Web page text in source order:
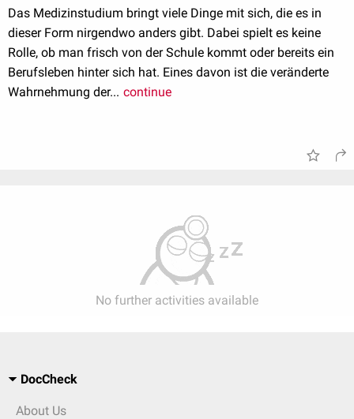
Das Medizinstudium bringt viele Dinge mit sich, die es in
dieser Form nirgendwo anders gibt. Dabei spielt es keine
Rolle, ob man frisch von der Schule kommt oder bereits ein
Berufsleben hinter sich hat. Eines davon ist die veränderte
Wahrnehmung der... continue
No further activities available
DocCheck
About Us